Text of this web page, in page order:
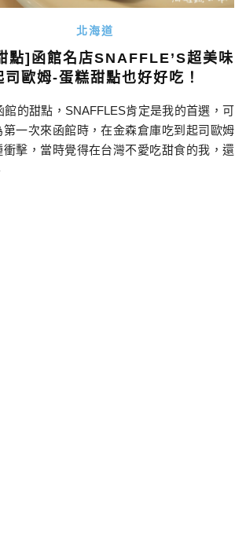
北海道
點]函館名店SNAFFLE’S超美味
司歐姆-蛋糕甜點也好好吃！
的甜點，SNAFFLES肯定是我的首選，可
第一次來函館時，在金森倉庫吃到起司歐姆
衝擊，當時覺得在台灣不愛吃甜食的我，還
蛙，渺小的可以。這次到函館，正好有個4